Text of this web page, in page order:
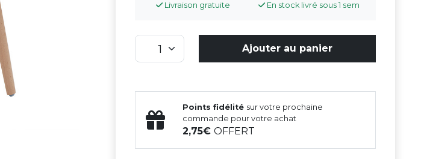
Livraison gratuite En stock livré sous 1 sem
Ajouter au panier
Points fidélité sur votre prochaine
commande pour votre achat
2,75OFFERT